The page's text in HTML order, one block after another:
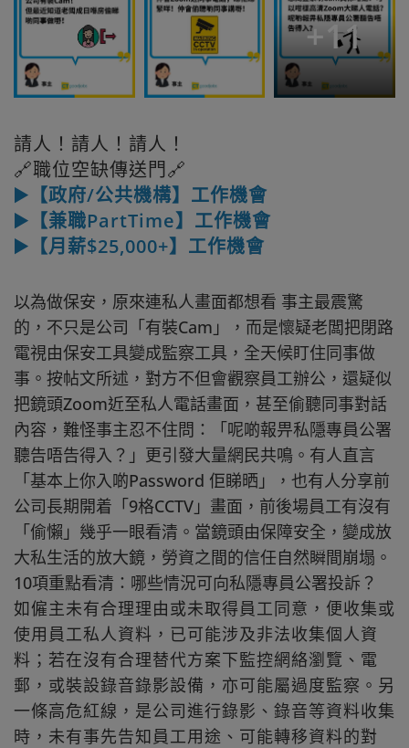
+11
請人！請人！請人！
🔗職位空缺傳送門🔗
▶️【政府/公共機構】工作機會
▶️【兼職PartTime】工作機會
▶️【月薪$25,000+】工作機會
以為做保安，原來連私人畫面都想看 事主最震驚
的，不只是公司「有裝Cam」，而是懷疑老闆把閉路
電視由保安工具變成監察工具，全天候盯住同事做
事。按帖文所述，對方不但會觀察員工辦公，還疑似
把鏡頭Zoom近至私人電話畫面，甚至偷聽同事對話
內容，難怪事主忍不住問：「呢啲報畀私隱專員公署
聽告唔告得入？」更引發大量網民共鳴。有人直言
「基本上你入啲Password 佢睇晒」，也有人分享前
公司長期開着「9格CCTV」畫面，前後場員工有沒有
「偷懶」幾乎一眼看清。當鏡頭由保障安全，變成放
大私生活的放大鏡，勞資之間的信任自然瞬間崩塌。
10項重點看清：哪些情況可向私隱專員公署投訴？
如僱主未有合理理由或未取得員工同意，便收集或
使用員工私人資料，已可能涉及非法收集個人資
料；若在沒有合理替代方案下監控網絡瀏覽、電
郵，或裝設錄音錄影設備，亦可能屬過度監察。另
一條高危紅線，是公司進行錄影、錄音等資料收集
時，未有事先告知員工用途、可能轉移資料的對